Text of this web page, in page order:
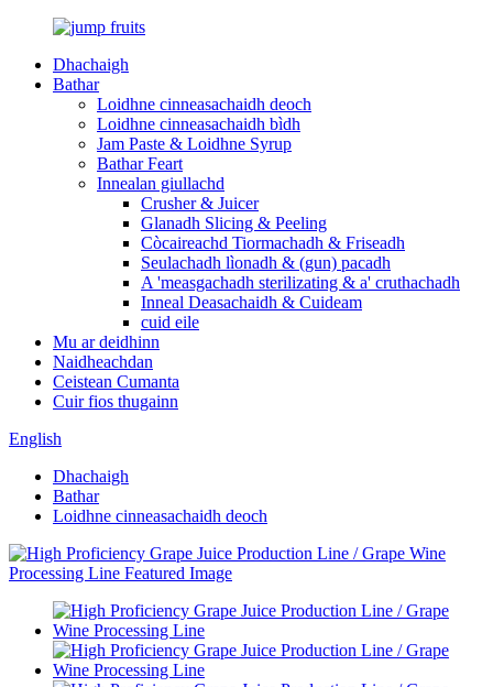
Dhachaigh
Bathar
Loidhne cinneasachaidh deoch
Loidhne cinneasachaidh bìdh
Jam Paste & Loidhne Syrup
Bathar Feart
Innealan giullachd
Crusher & Juicer
Glanadh Slicing & Peeling
Còcaireachd Tiormachadh & Friseadh
Seulachadh lìonadh & (gun) pacadh
A 'measgachadh sterilizating & a' cruthachadh
Inneal Deasachaidh & Cuideam
cuid eile
Mu ar deidhinn
Naidheachdan
Ceistean Cumanta
Cuir fios thugainn
English
Dhachaigh
Bathar
Loidhne cinneasachaidh deoch